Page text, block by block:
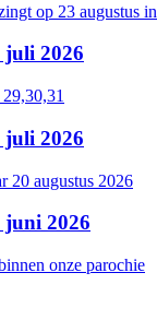
op 23 augustus
juli 2026
juli 2026
20 augustus 2026
juni 2026
onze parochie